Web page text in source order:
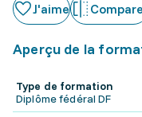
J'aime
Aperçu de la
Type de formation
Diplôme fédéral DF